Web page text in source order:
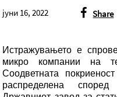
јуни 16, 2022 Share
Истражувањето е
микро компании на
Соодветната
распределена